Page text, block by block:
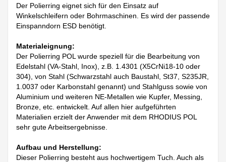
Der Polierring eignet sich für den Einsatz auf
Winkelschleifern oder Bohrmaschinen. Es wird der passende
Einspanndorn ESD benötigt.
Materialeignung:
Der Polierring POL wurde speziell für die Bearbeitung von
Edelstahl (VA-Stahl, Inox), z.B. 1.4301 (X5CrNi18-10 oder
304), von Stahl (Schwarzstahl auch Baustahl, St37, S235JR,
1.0037 oder Karbonstahl genannt) und Stahlguss sowie von
Aluminium und weiteren NE-Metallen wie Kupfer, Messing,
Bronze, etc. entwickelt. Auf allen hier aufgeführten
Materialien erzielt der Anwender mit dem RHODIUS POL
sehr gute Arbeitsergebnisse.
Aufbau und Herstellung:
Dieser Polierring besteht aus hochwertigem Tuch. Auch als